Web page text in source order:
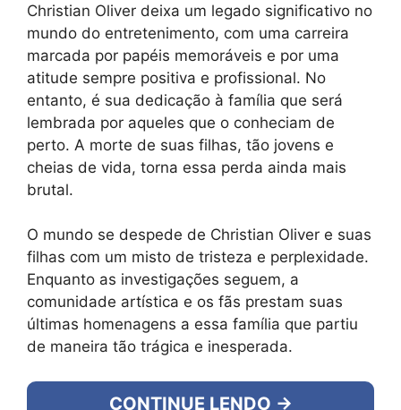
Christian Oliver deixa um legado significativo no
mundo do entretenimento, com uma carreira
marcada por papéis memoráveis e por uma
atitude sempre positiva e profissional. No
entanto, é sua dedicação à família que será
lembrada por aqueles que o conheciam de
perto. A morte de suas filhas, tão jovens e
cheias de vida, torna essa perda ainda mais
brutal.
O mundo se despede de Christian Oliver e suas
filhas com um misto de tristeza e perplexidade.
Enquanto as investigações seguem, a
comunidade artística e os fãs prestam suas
últimas homenagens a essa família que partiu
de maneira tão trágica e inesperada.
CONTINUE LENDO →